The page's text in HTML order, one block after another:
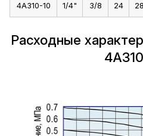
4A310-10 1/4" 3/8 24 28
Расходные